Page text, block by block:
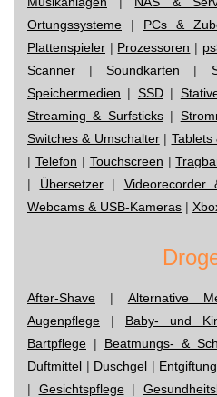
Ortungssysteme | PCs &
Plattenspieler | Prozessoren |
Scanner |Soundkarten |
Speichermedien | SSD|
Streaming & Surfsticks|
Switches & Umschalter| Tablets
| Telefon | Touchscreen |
| Übersetzer| Videorecorder
Webcams & USB-Kameras |
After-Shave | Alternative
Augenpflege | Baby- und
Bartpflege | Beatmungs- &
Duftmittel | Duschgel | Entgiftung
| Gesichtspflege|